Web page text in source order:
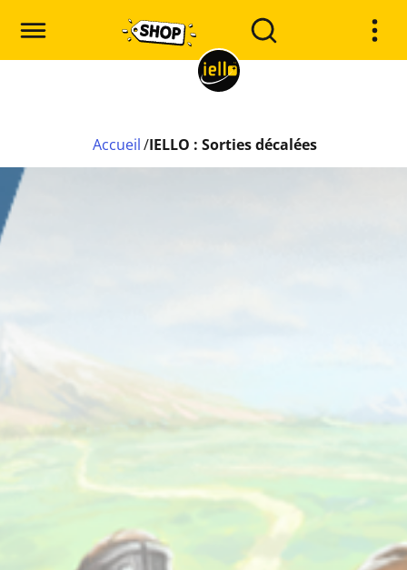
Accueil /IELLO : Sorties décalées